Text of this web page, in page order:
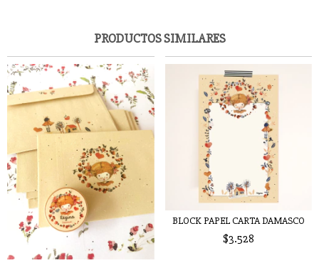
PRODUCTOS SIMILARES
BLOCK PAPEL CARTA DAMASCO
$3.528